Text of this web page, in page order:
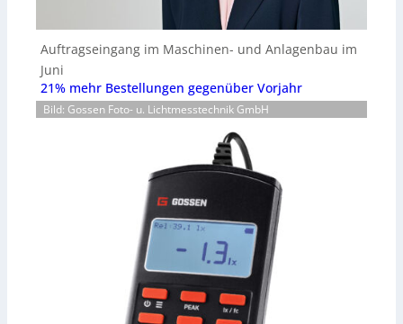
Auftragseingang im Maschinen- und Anlagenbau im
Juni
21% mehr Bestellungen gegenüber Vorjahr
Bild: Gossen Foto- u. Lichtmesstechnik GmbH